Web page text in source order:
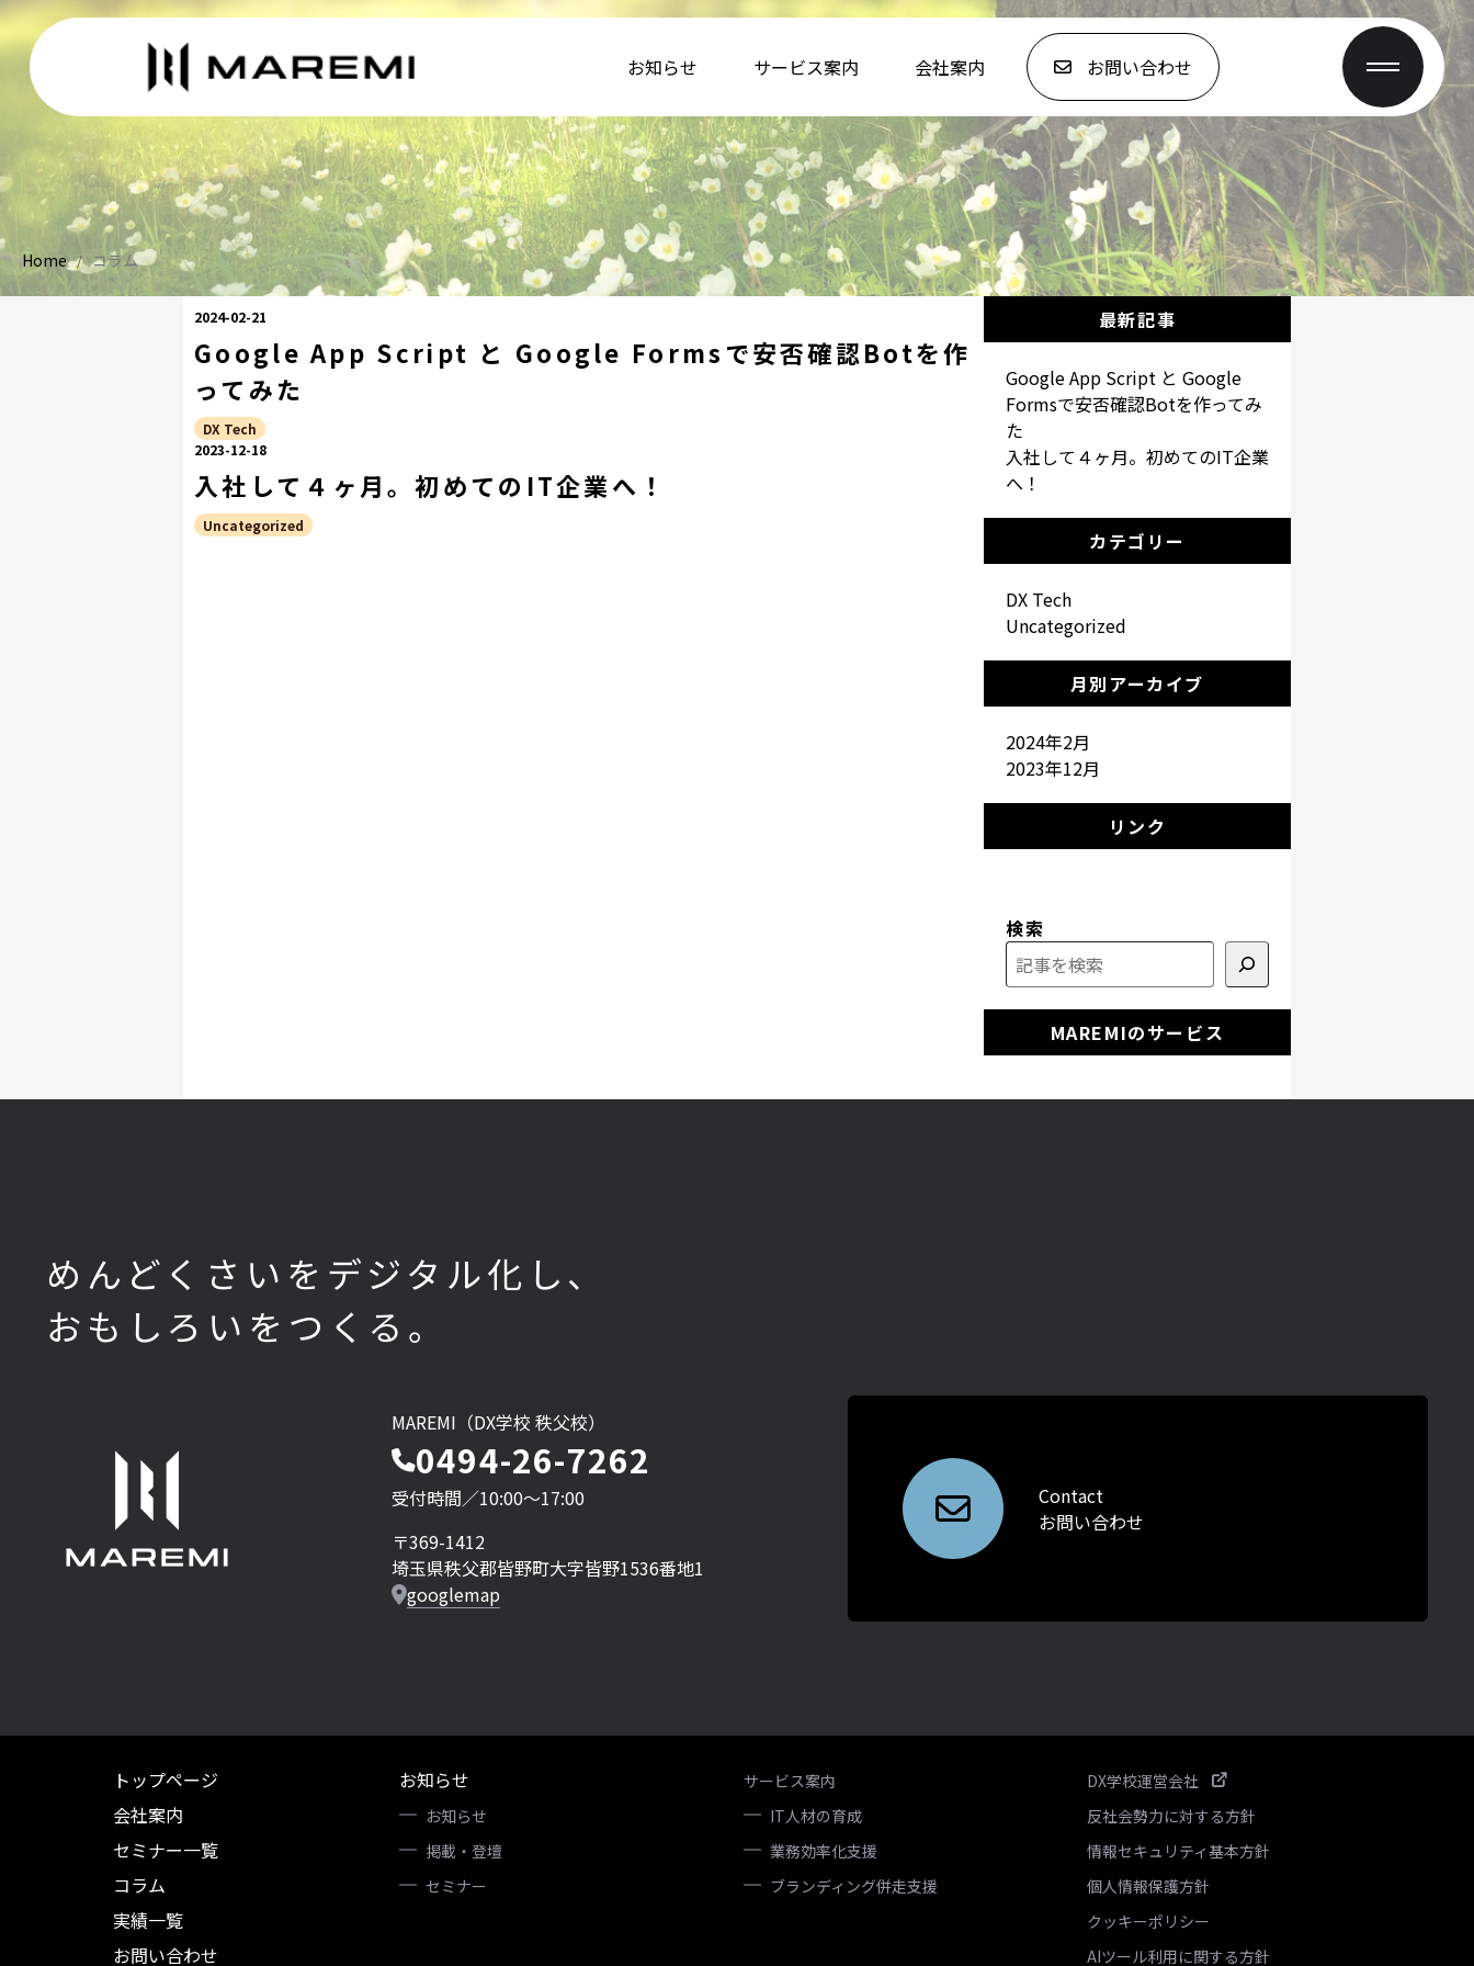
お知らせ サービス案内 会社案内 お問い合わせ
Home / コラム
2024-02-21
Google App Script と Google Formsで安否確認Botを作
ってみた
DX Tech
2023-12-18
入社して４ヶ月。初めてのIT企業へ！
Uncategorized
最新記事
Google App Script と Google
Formsで安否確認Botを作ってみ
た
入社して４ヶ月。初めてのIT企業
へ！
カテゴリー
DX Tech
Uncategorized
月別アーカイブ
2024年2月
2023年12月
リンク
検索
MAREMIのサービス
めんどくさいをデジタル化し、
おもしろいをつくる。
MAREMI（DX学校 秩父校）
0494-26-7262
受付時間／10:00〜17:00
〒369-1412
埼玉県秩父郡皆野町大字皆野1536番地1
googlemap
Contact
お問い合わせ
トップページ
会社案内
セミナー一覧
コラム
実績一覧
お問い合わせ
お知らせ
お知らせ
掲載・登壇
セミナー
サービス案内
IT人材の育成
業務効率化支援
ブランディング併走支援
DX学校運営会社
反社会勢力に対する方針
情報セキュリティ基本方針
個人情報保護方針
クッキーポリシー
AIツール利用に関する方針